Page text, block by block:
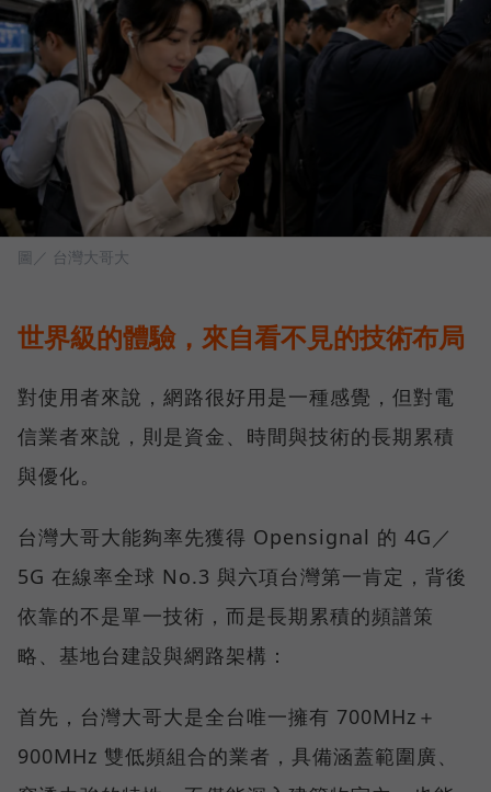
圖／ 台灣大哥大
世界級的體驗，來自看不見的技術布局
對使用者來說，網路很好用是一種感覺，但對電
信業者來說，則是資金、時間與技術的長期累積
與優化。
台灣大哥大能夠率先獲得 Opensignal 的 4G／
5G 在線率全球 No.3 與六項台灣第一肯定，背後
依靠的不是單一技術，而是長期累積的頻譜策
略、基地台建設與網路架構：
首先，台灣大哥大是全台唯一擁有 700MHz＋
900MHz 雙低頻組合的業者，具備涵蓋範圍廣、